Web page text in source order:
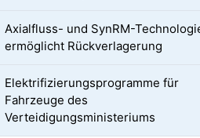
Axialfluss- und SynRM-
ermöglicht Rückverlagerung
Elektrifizierungsprogramme für
Fahrzeuge des
Verteidigungsministeriums